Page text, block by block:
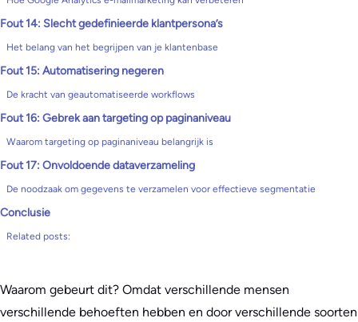
Fout 14: Slecht gedefinieerde klantpersona’s
Het belang van het begrijpen van je klantenbase
Fout 15: Automatisering negeren
De kracht van geautomatiseerde workflows
Fout 16: Gebrek aan targeting op paginaniveau
Waarom targeting op paginaniveau belangrijk is
Fout 17: Onvoldoende dataverzameling
De noodzaak om gegevens te verzamelen voor effectieve segmentatie
Conclusie
Related posts:
Waarom gebeurt dit? Omdat verschillende mensen
verschillende behoeften hebben en door verschillende soorten